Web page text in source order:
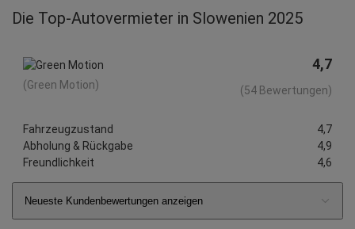
Die Top-Autovermieter in Slowenien 2025
(Green Motion)
4,7
(54 Bewertungen)
Fahrzeugzustand
4,7
Abholung & Rückgabe
4,9
Freundlichkeit
4,6
Neueste Kundenbewertungen anzeigen